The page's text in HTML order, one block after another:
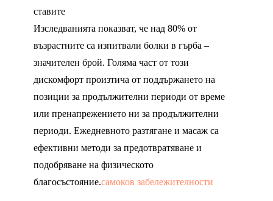
ставите
Изследванията показват, че над 80% от
възрастните са изпитвали болки в гърба –
значителен брой. Голяма част от този
дискомфорт произтича от поддържането на
позиции за продължителни периоди от време
или пренапрежението ни за продължителни
периоди. Ежедневното разтягане и масаж са
ефективни методи за предотвратяване и
подобряване на физическото
благосъстояние.самоков забележителности